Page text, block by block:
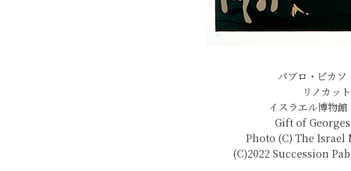
パブロ・ピカソ
リノカッ
イスラエル博物
Gift of
Photo (C) The
(C)2022 Succession